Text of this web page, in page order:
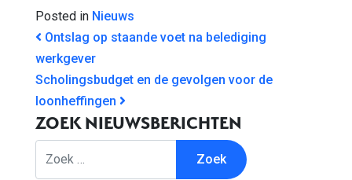
Posted in Nieuws
BERICHT NAVIGATIE
Ontslag op staande voet na belediging
werkgever
Scholingsbudget en de gevolgen voor de
loonheffingen
ZOEK NIEUWSBERICHTEN